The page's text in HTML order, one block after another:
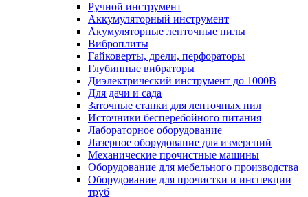
Ручной инструмент
Аккумуляторный инструмент
Акумуляторные ленточные пилы
Виброплиты
Гайковерты, дрели, перфораторы
Глубинные вибраторы
Диэлектрический инструмент до 1000В
Для дачи и сада
Заточные станки для ленточных пил
Источники бесперебойного питания
Лабораторное оборудование
Лазерное оборудование для измерений
Механические прочистные машины
Оборудование для мебельного производства
Оборудование для прочистки и инспекции
труб